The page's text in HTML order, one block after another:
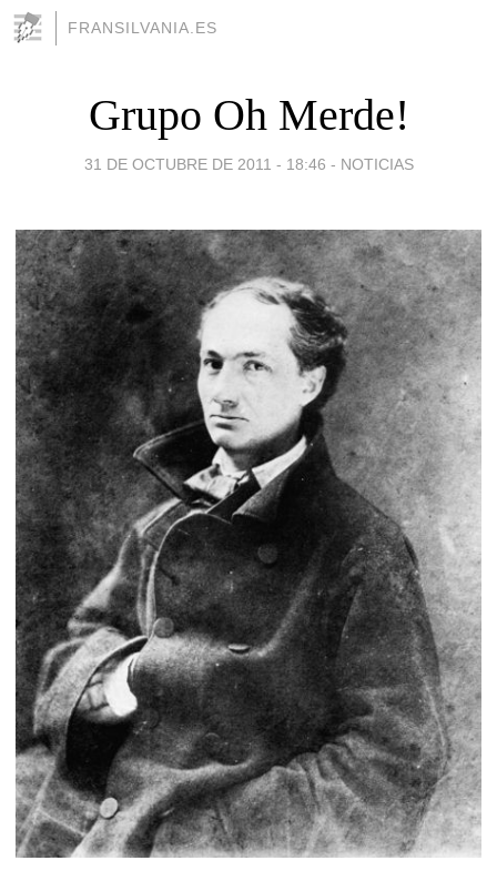
FRANSILVANIA.ES
Grupo Oh Merde!
31 DE OCTUBRE DE 2011 - 18:46 - NOTICIAS